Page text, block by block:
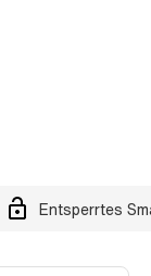
Entsperrtes